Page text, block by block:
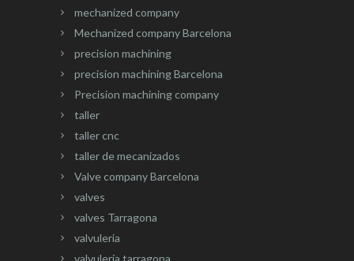
mechanized company
Mechanized company Barcelona
precision machining
precision machining Barcelona
Precision machining company
taller
taller cnc
taller de mecanizados
Valve company Barcelona
valves
valves Tarragona
valvuleria